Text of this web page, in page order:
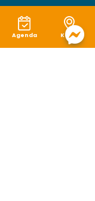
Agenda Karte